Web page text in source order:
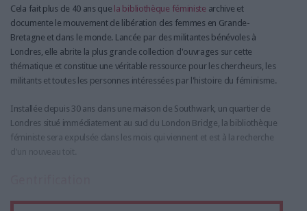
Cela fait plus de 40 ans que la bibliothèque féministe archive et
documente le mouvement de libération des femmes en Grande-
Bretagne et dans le monde. Lancée par des militantes bénévoles à
Londres, elle abrite la plus grande collection d'ouvrages sur cette
thématique et constitue une véritable ressource pour les chercheurs, les
militants et toutes les personnes intéressées par l'histoire du féminisme.
Installée depuis 30 ans dans une maison de Southwark, un quartier de
Londres situé immédiatement au sud du London Bridge, la bibliothèque
féministe sera expulsée dans les mois qui viennent et est à la recherche
d'un nouveau toit.